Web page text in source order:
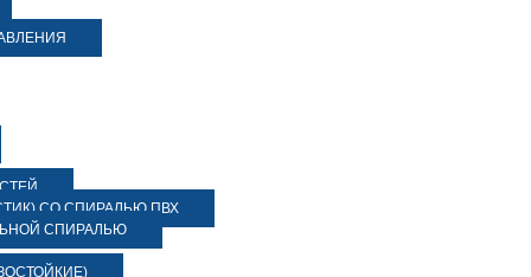
СО СПИРАЛЬЮ ПВХ
СПИРАЛЬЮ